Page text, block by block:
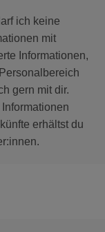
ich keine
mit
Informationen,
gern mit dir.
erhältst du